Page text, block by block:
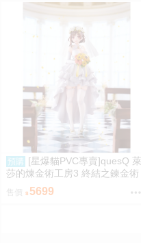
預購
[星爆貓PVC專賣]quesQ 萊
莎的煉金術工房3 終結之鍊金術
士與秘密鑰匙 萊莎琳・斯托特 婚
紗Ver. 1/7 預計2027/07到貨
售價 5699